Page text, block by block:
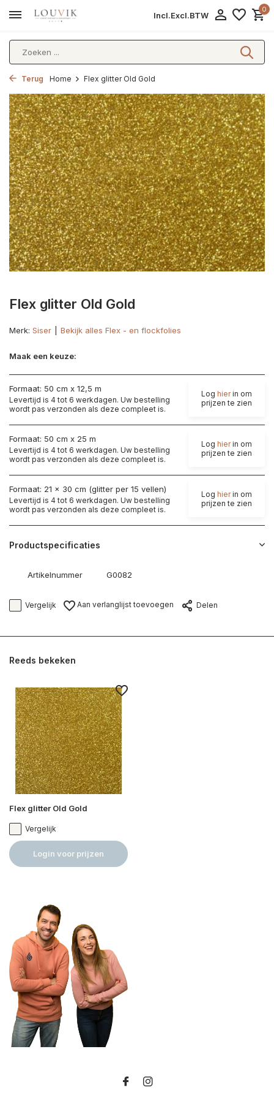
Incl.Excl.BTW
0
Terug Home Flex glitter Old Gold
Flex glitter Old Gold
Merk: Siser Bekijk alles Flex - en flockfolies
Maak een keuze:
Formaat: 50 cm x 12,5 m
Levertijd is 4 tot 6 werkdagen. Uw bestelling
wordt pas verzonden als deze compleet is.
Log hierin om
prijzen te zien
Formaat: 50 cm x 25 m
Levertijd is 4 tot 6 werkdagen. Uw bestelling
wordt pas verzonden als deze compleet is.
Log hierin om
prijzen te zien
Formaat: 21 x 30 cm (glitter per 15 vellen)
Levertijd is 4 tot 6 werkdagen. Uw bestelling
wordt pas verzonden als deze compleet is.
Log hierin om
prijzen te zien
Productspecificaties
Artikelnummer G0082
Vergelijk Aan verlanglijst toevoegen Delen
Reeds bekeken
Flex glitter Old Gold
Vergelijk
Login voor prijzen